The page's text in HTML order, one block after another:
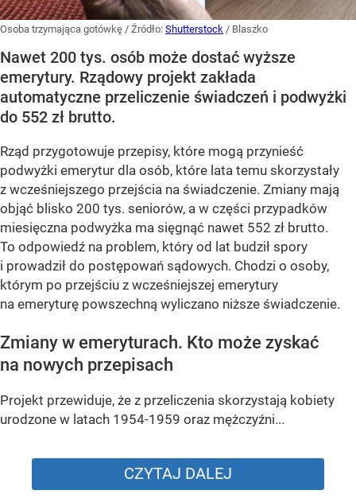
Osoba trzymająca gotówkę / Źródło: Shutterstock / Blaszko
Nawet 200 tys. osób może dostać wyższe
emerytury. Rządowy projekt zakłada
automatyczne przeliczenie świadczeń i podwyżki
do 552 zł brutto.
Rząd przygotowuje przepisy, które mogą przynieść
podwyżki emerytur dla osób, które lata temu skorzystały
z wcześniejszego przejścia na świadczenie. Zmiany mają
objąć blisko 200 tys. seniorów, a w części przypadków
miesięczna podwyżka ma sięgnąć nawet 552 zł brutto.
To odpowiedź na problem, który od lat budził spory
i prowadził do postępowań sądowych. Chodzi o osoby,
którym po przejściu z wcześniejszej emerytury
na emeryturę powszechną wyliczano niższe świadczenie.
Zmiany w emeryturach. Kto może zyskać
na nowych przepisach
Projekt przewiduje, że z przeliczenia skorzystają kobiety
urodzone w latach 1954-1959 oraz mężczyźni...
CZYTAJ DALEJ